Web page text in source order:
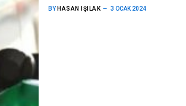
BY HASAN IŞILAK 3 OCAK 2024